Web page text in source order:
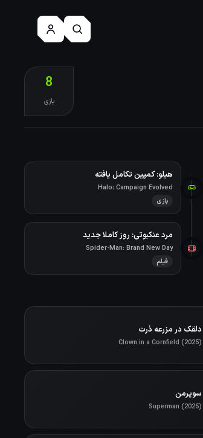
8
بازی
هیلو: کمپین تکامل یافته
Halo: Campaign Evolved
بازی
مرد عنکبوتی: روز کاملا جدید
Spider-Man: Brand New Day
فیلم
دلقک در مزرعه ذرت
Clown in a Cornfield (2025)
سوپرمن
Superman (2025)